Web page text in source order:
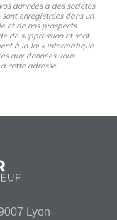
données à des sociétés
enregistrées dans un
et de nos prospects
de suppression et sont
à la loi « informatique
aux données vous
cette adresse
Lyon